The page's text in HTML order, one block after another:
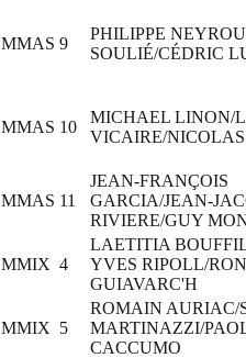
MMAS 9
PHILIPPE
SOULIÉ/CÉDRIC
MMAS 10
MICHAEL LINON/
VICAIRE/
MMAS 11
JEAN-FRANÇOIS
GARCIA/JEAN-
RIVIERE/GUY
MMIX 4
LAETITIA
YVES RIPOLL/
GUIAVARC'H
MMIX 5
ROMAIN AURIAC/
MARTINAZZI/
CACCUMO